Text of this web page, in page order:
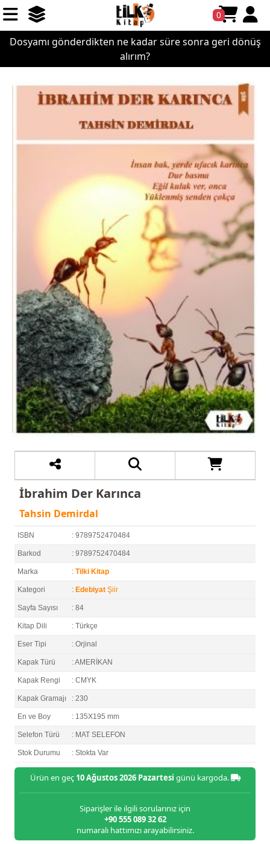
0
Dosyamı gönderdikten ne kadar süre sonra geri dönüş
alırım?
İbrahim Der Karınca
Tahsin Demirdal
ISBN : 9789752470484
Barkod : 9789752470484
Marka : Tilki Kitap
Kategori : Edebiyat Şiir
Sayfa Sayısı : 84
Kitap Dili : Türkçe
Eser Tipi : Orjinal
Kapak Türü : AMERİKAN
Kapak Rengi : CMYK
Kapak Gramajı : 230
En ve Boy : 135X195 mm
Selefon Türü : MAT SELEFON
Stok Durumu : Stokta Var
Ürün en geç 10 Ağustos 2026 Pazartesi günü kargoda.
Siparişler ile ilgili sorularınız için
+90 555 089 32 62
numaralı hattımızı arayabilirsiniz.